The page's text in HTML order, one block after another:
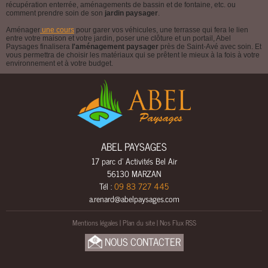
E
E
A
U
C
O
récupération enterrée, aménagements de bassin et de fontaine, etc. ou
comment prendre soin de son jardin paysager.
Aménager une cours pour garer vos véhicules, une terrasse qui fera le lien
entre votre maison et votre jardin, poser une clôture et un portail, Abel
Paysages finalisera l'aménagement paysager près de Saint-Avé avec soin. Et
vous permettra de choisir les matériaux qui se prêtent le mieux à la fois à votre
environnement et à votre budget.
ABEL PAYSAGES
17 parc d' Activités Bel Air
56130 MARZAN
Tél :09 83 727 445
a.renard@abelpaysages.com
Mentions légales| Plan du site|Nos Flux RSS
NOUS CONTACTER